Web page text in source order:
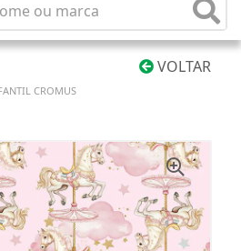
VOLTAR
CROMUS